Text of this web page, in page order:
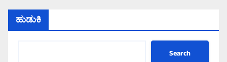
ಹುಡುಕಿ
Search